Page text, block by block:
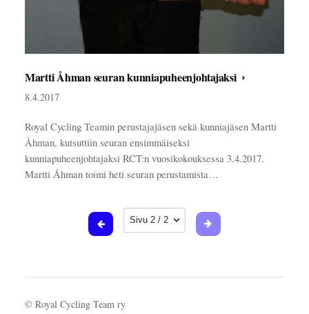
Martti Åhman seuran kunniapuheenjohtajaksi
8.4.2017
Royal Cycling Teamin perustajajäsen sekä kunniajäsen Martti
Åhman, kutsuttiin seuran ensimmäiseksi
kunniapuheenjohtajaksi RCT:n vuosikokouksessa 3.4.2017.
Martti Åhman toimi heti seuran perustamista…
Sivun valinta
© Royal Cycling Team ry